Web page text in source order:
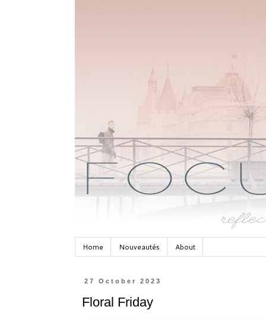
Home Nouveautés About
27 October 2023
Floral Friday